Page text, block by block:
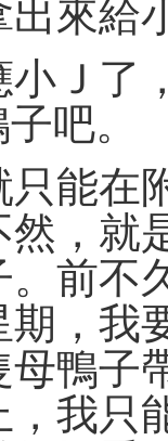
來給
Ｊ了
吧。
能在
，就
前不
，我
鴨子
，我